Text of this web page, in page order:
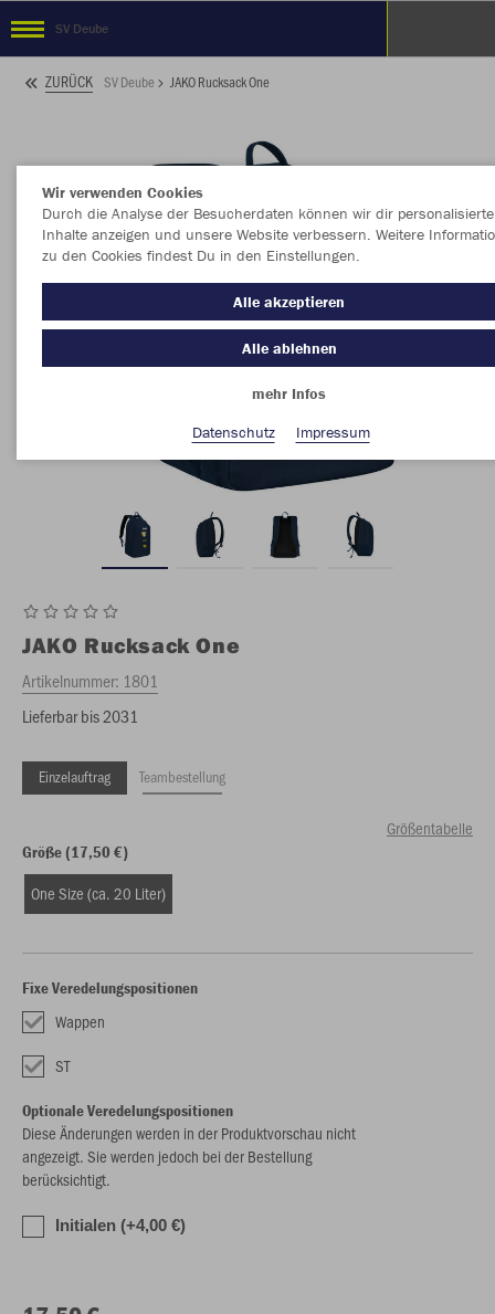
SV Deube
ZURÜCK SV Deube JAKO Rucksack One
JAKO Rucksack One
Artikelnummer: 1801
Lieferbar bis 2031
Einzelauftrag Teambestellung
Größentabelle
Größe (17,50 €)
One Size (ca. 20 Liter)
Fixe Veredelungspositionen
Wappen
ST
Optionale Veredelungspositionen
Diese Änderungen werden in der Produktvorschau nicht
angezeigt. Sie werden jedoch bei der Bestellung
berücksichtigt.
Initialen (+4,00 €)
Wir verwenden Cookies
Durch die Analyse der Besucherdaten können wir dir personalisierte
Inhalte anzeigen und unsere Website verbessern. Weitere
zu den Cookies findest Du in den Einstellungen.
Alle akzeptieren
Alle ablehnen
mehr Infos
Datenschutz
Impressum